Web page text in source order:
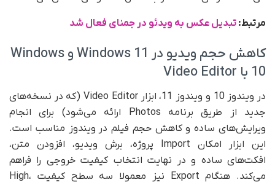
مرتبط: تبدیل عکس به ویدئو در جمنای فعال شد
کاهش حجم ویدیو در Windows 11 و Windows
10 با Video Editor
در ویندوز 10 و ویندوز 11، ابزار Video Editor (که در نسخه‌های
جدید از طریق برنامه Photos ارائه می‌شود) برای انجام
ویرایش‌های ساده و کاهش حجم فیلم در ویندوز مناسب است.
این ابزار امکان Import پروژه، برش ویدیو، افزودن متن،
افکت‌های ساده و در نهایت انتخاب کیفیت خروجی را فراهم
می‌کند. هنگام Export نیز معمولا سه سطح کیفیت High،